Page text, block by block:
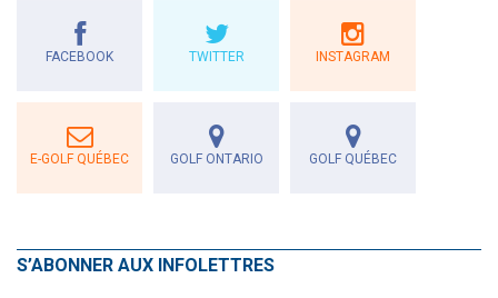
FACEBOOK TWITTER INSTAGRAM
E-GOLF QUÉBEC GOLF ONTARIO GOLF QUÉBEC
S’ABONNER AUX INFOLETTRES